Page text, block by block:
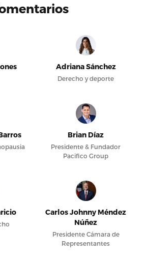
Adriana Sánchez
Derecho y deporte
Brian Díaz
Presidente & Fundador
Pacifico Group
Carlos Johnny Méndez
Núñez
Presidente Cámara de
Representantes